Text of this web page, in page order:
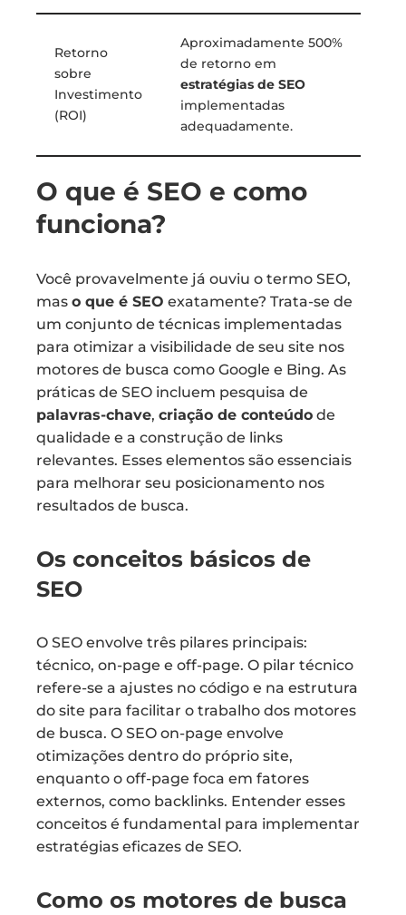
Retorno
sobre
Investimento
(ROI)
Aproximadamente 500%
de retorno em
estratégias de SEO
implementadas
adequadamente.
O que é SEO e como
funciona?
Você provavelmente já ouviu o termo SEO,
mas o que é SEO exatamente? Trata-se de
um conjunto de técnicas implementadas
para otimizar a visibilidade de seu site nos
motores de busca como Google e Bing. As
práticas de SEO incluem pesquisa de
palavras-chave, criação de conteúdo de
qualidade e a construção de links
relevantes. Esses elementos são essenciais
para melhorar seu posicionamento nos
resultados de busca.
Os conceitos básicos de
SEO
O SEO envolve três pilares principais:
técnico, on-page e off-page. O pilar técnico
refere-se a ajustes no código e na estrutura
do site para facilitar o trabalho dos motores
de busca. O SEO on-page envolve
otimizações dentro do próprio site,
enquanto o off-page foca em fatores
externos, como backlinks. Entender esses
conceitos é fundamental para implementar
estratégias eficazes de SEO.
Como os motores de busca